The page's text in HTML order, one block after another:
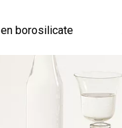
borosilicate